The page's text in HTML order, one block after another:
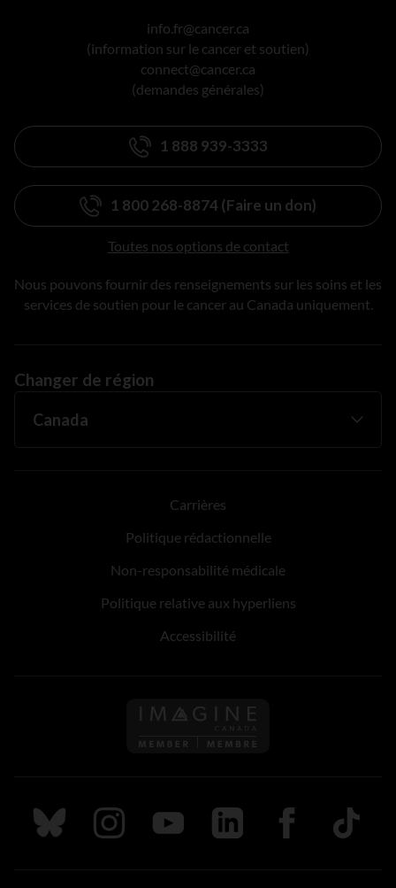
info.fr@cancer.ca
(information sur le cancer et soutien)
connect@cancer.ca
(demandes générales)
1 888 939-3333
1 800 268-8874 (Faire un don)
Toutes nos options de contact
Nous pouvons fournir des renseignements sur les soins et les
services de soutien pour le cancer au Canada uniquement.
Changer de région
Carrières
Politique rédactionnelle
Non-responsabilité médicale
Politique relative aux hyperliens
Accessibilité
Suivez nous sur Bluesky
Suivez nous sur Instagram
Suivez nous sur Youtube
Suivez nous sur LinkedIn
Suivez nous sur
TikTok